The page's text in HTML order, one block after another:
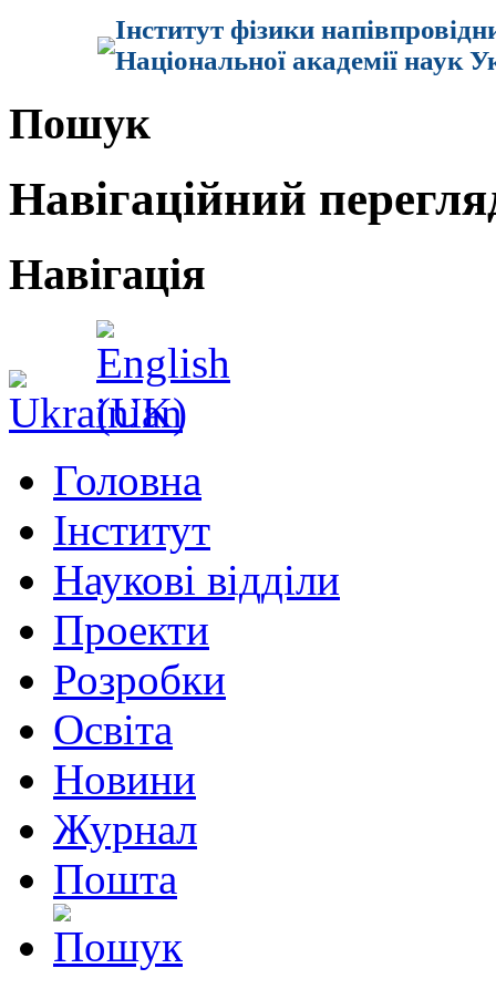
Інститут фізики
Національної академії наук
Пошук
Навігаційний
Навігація
Головна
Інститут
Наукові відділи
Проекти
Розробки
Освіта
Новини
Журнал
Пошта